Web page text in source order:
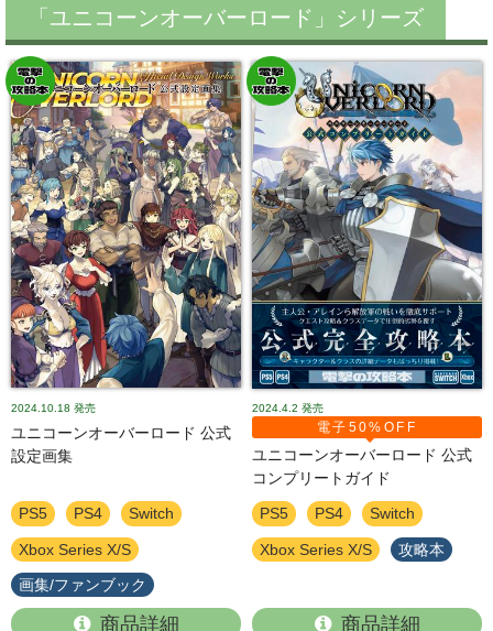
「ユニコーンオーバーロード」シリーズ
2024.10.18 発売
ユニコーンオーバーロード 公式
設定画集
PS5 PS4 Switch
Xbox Series X/S
画集/ファンブック
商品詳細
2024.4.2 発売
電子50%OFF
ユニコーンオーバーロード 公式
コンプリートガイド
PS5 PS4 Switch
Xbox Series X/S 攻略本
商品詳細